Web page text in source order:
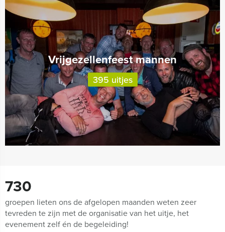
Vrijgezellenfeest mannen
395 uitjes
730
groepen lieten ons de afgelopen maanden weten zeer
tevreden te zijn met de organisatie van het uitje, het
evenement zelf én de begeleiding!